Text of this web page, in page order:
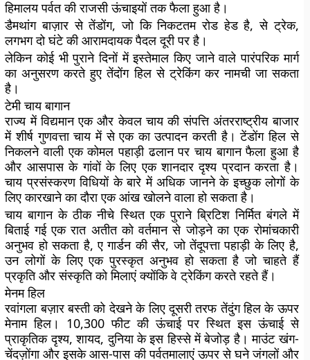
हिमालय पर्वत की राजसी ऊंचाइयों तक फैला हुआ है।
डैमथांग बाज़ार से तेंडोंग, जो कि निकटतम रोड हेड है, से ट्रेक,
लगभग दो घंटे की आरामदायक पैदल दूरी पर है।
लेकिन कोई भी पुराने दिनों में इस्तेमाल किए जाने वाले पारंपरिक मार्ग
का अनुसरण करते हुए तेंदोंग हिल से ट्रेकिंग कर नामची जा सकता
है।
टेमी चाय बागान
राज्य में विद्यमान एक और केवल चाय की संपत्ति अंतरराष्ट्रीय बाजार
में शीर्ष गुणवत्ता चाय में से एक का उत्पादन करती है। टेंडोंग हिल से
निकलने वाली एक कोमल पहाड़ी ढलान पर चाय बागान फैला हुआ है
और आसपास के गांवों के लिए एक शानदार दृश्य प्रदान करता है।
चाय प्रसंस्करण विधियों के बारे में अधिक जानने के इच्छुक लोगों के
लिए कारखाने का दौरा एक आंख खोलने वाला हो सकता है।
चाय बागान के ठीक नीचे स्थित एक पुराने ब्रिटिश निर्मित बंगले में
बिताई गई एक रात अतीत को वर्तमान से जोड़ने का एक रोमांचकारी
अनुभव हो सकता है, ए गार्डन की सैर, जो तेंदूपत्ता पहाड़ी के लिए है,
उन लोगों के लिए एक पुरस्कृत अनुभव हो सकता है जो चाहते हैं
प्रकृति और संस्कृति को मिलाएं क्योंकि वे ट्रेकिंग करते रहते हैं।
मेनम हिल
रवांगला बज़ार बस्ती को देखने के लिए दूसरी तरफ तेंदुंग हिल के ऊपर
मेनाम हिल। 10,300 फीट की ऊंचाई पर स्थित इस ऊंचाई से
प्राकृतिक दृश्य, शायद, दुनिया के इस हिस्से में बेजोड़ है। माउंट खंग-
चेंदज़ोंगा और इसके आस-पास की पर्वतमालाएं ऊपर से घने जंगलों और